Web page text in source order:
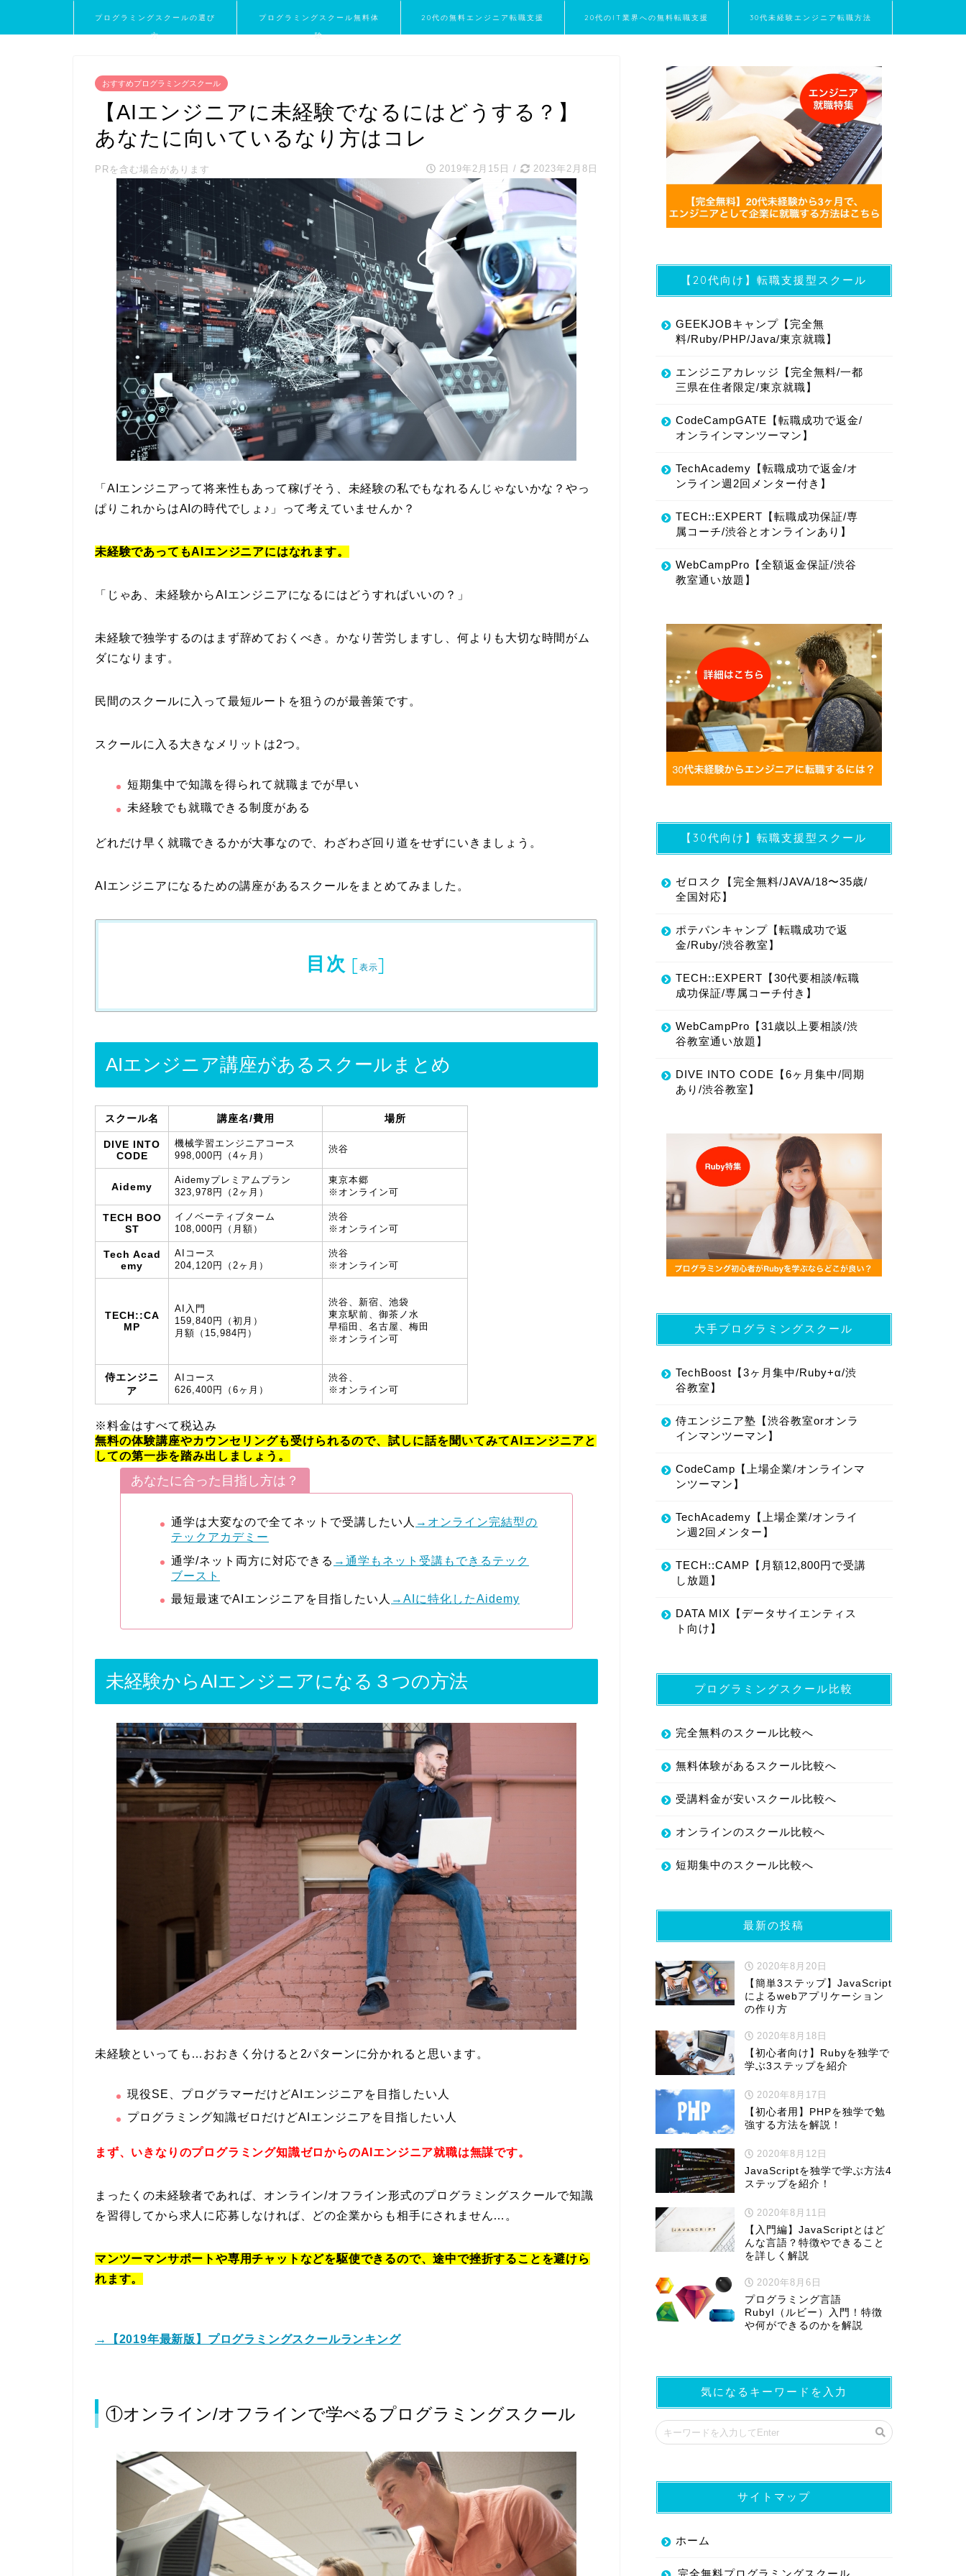
プログラミングスクールの選び
方
プログラミングスクール無料体
験
20代の無料エンジニア転職支援 20代のIT業界への無料転職支援 30代未経験エンジニア転職方法
おすすめプログラミングスクール
【AIエンジニアに未経験でなるにはどうする？】
あなたに向いているなり方はコレ
PRを含む場合があります 2019年2月15日 / 2023年2月8日
「AIエンジニアって将来性もあって稼げそう、未経験の私でもなれるんじゃないかな？やっ
ぱりこれからはAIの時代でしょ♪」って考えていませんか？
未経験であってもAIエンジニアにはなれます。
「じゃあ、未経験からAIエンジニアになるにはどうすればいいの？」
未経験で独学するのはまず辞めておくべき。かなり苦労しますし、何よりも大切な時間がム
ダになります。
民間のスクールに入って最短ルートを狙うのが最善策です。
スクールに入る大きなメリットは2つ。
短期集中で知識を得られて就職までが早い
未経験でも就職できる制度がある
どれだけ早く就職できるかが大事なので、わざわざ回り道をせずにいきましょう。
AIエンジニアになるための講座があるスクールをまとめてみました。
目次 [表示]
AIエンジニア講座があるスクールまとめ
スクール名 講座名/費用 場所
DIVE INTO
CODE
機械学習エンジニアコース
998,000円（4ヶ月）
渋谷
Aidemy
Aidemyプレミアムプラン
323,978円（2ヶ月）
東京本郷
※オンライン可
TECH BOO
ST
イノベーティブターム
108,000円（月額）
渋谷
※オンライン可
Tech Acad
emy
AIコース
204,120円（2ヶ月）
渋谷
※オンライン可
TECH::CA
MP
AI入門
159,840円（初月）
月額（15,984円）
渋谷、新宿、池袋
東京駅前、御茶ノ水
早稲田、名古屋、梅田
※オンライン可
侍エンジニ
ア
AIコース
626,400円（6ヶ月）
渋谷、
※オンライン可
※料金はすべて税込み
無料の体験講座やカウンセリングも受けられるので、試しに話を聞いてみてAIエンジニアと
しての第一歩を踏み出しましょう。
あなたに合った目指し方は？
通学は大変なので全てネットで受講したい人 →オンライン完結型の
テックアカデミー
通学/ネット両方に対応できる →通学もネット受講もできるテック
ブースト
最短最速でAIエンジニアを目指したい人 →AIに特化したAidemy
未経験からAIエンジニアになる３つの方法
未経験といっても…おおきく分けると2パターンに分かれると思います。
現役SE、プログラマーだけどAIエンジニアを目指したい人
プログラミング知識ゼロだけどAIエンジニアを目指したい人
まず、いきなりのプログラミング知識ゼロからのAIエンジニア就職は無謀です。
まったくの未経験者であれば、オンライン/オフライン形式のプログラミングスクールで知識
を習得してから求人に応募しなければ、どの企業からも相手にされません…。
マンツーマンサポートや専用チャットなどを駆使できるので、途中で挫折することを避けら
れます。
→【2019年最新版】プログラミングスクールランキング
①オンライン/オフラインで学べるプログラミングスクール
【20代向け】転職支援型スクール
GEEKJOBキャンプ【完全無
料/Ruby/PHP/Java/東京就職】
エンジニアカレッジ【完全無料/一都
三県在住者限定/東京就職】
CodeCampGATE【転職成功で返金/
オンラインマンツーマン】
TechAcademy【転職成功で返金/オ
ンライン週2回メンター付き】
TECH::EXPERT【転職成功保証/専
属コーチ/渋谷とオンラインあり】
WebCampPro【全額返金保証/渋谷
教室通い放題】
【30代向け】転職支援型スクール
ゼロスク【完全無料/JAVA/18〜35歳/
全国対応】
ポテパンキャンプ【転職成功で返
金/Ruby/渋谷教室】
TECH::EXPERT【30代要相談/転職
成功保証/専属コーチ付き】
WebCampPro【31歳以上要相談/渋
谷教室通い放題】
DIVE INTO CODE【6ヶ月集中/同期
あり/渋谷教室】
大手プログラミングスクール
TechBoost【3ヶ月集中/Ruby+α/渋
谷教室】
侍エンジニア塾【渋谷教室orオンラ
インマンツーマン】
CodeCamp【上場企業/オンラインマ
ンツーマン】
TechAcademy【上場企業/オンライ
ン週2回メンター】
TECH::CAMP【月額12,800円で受講
し放題】
DATA MIX【データサイエンティス
ト向け】
プログラミングスクール比較
完全無料のスクール比較へ
無料体験があるスクール比較へ
受講料金が安いスクール比較へ
オンラインのスクール比較へ
短期集中のスクール比較へ
最新の投稿
2020年8月20日
【簡単3ステップ】JavaScript
によるwebアプリケーション
の作り方
2020年8月18日
【初心者向け】Rubyを独学で
学ぶ3ステップを紹介
2020年8月17日
【初心者用】PHPを独学で勉
強する方法を解説！
2020年8月12日
JavaScriptを独学で学ぶ方法4
ステップを紹介！
2020年8月11日
【入門編】JavaScriptとはど
んな言語？特徴やできること
を詳しく解説
2020年8月6日
プログラミング言語
RubyI（ルビー）入門！特徴
や何ができるのかを解説
気になるキーワードを入力
サイトマップ
ホーム